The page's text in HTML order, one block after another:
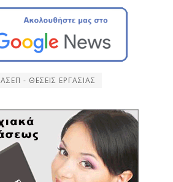
ΑΣΕΠ - ΘΕΣΕΙΣ ΕΡΓΑΣΙΑΣ